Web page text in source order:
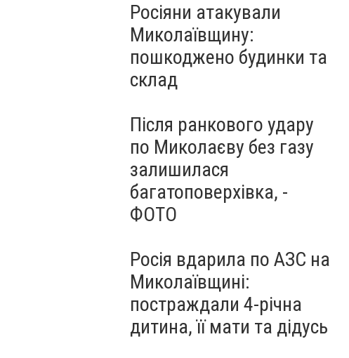
Росіяни атакували
Миколаївщину:
пошкоджено будинки та
склад
Після ранкового удару
по Миколаєву без газу
залишилася
багатоповерхівка, -
ФОТО
Росія вдарила по АЗС на
Миколаївщині:
постраждали 4-річна
дитина, її мати та дідусь